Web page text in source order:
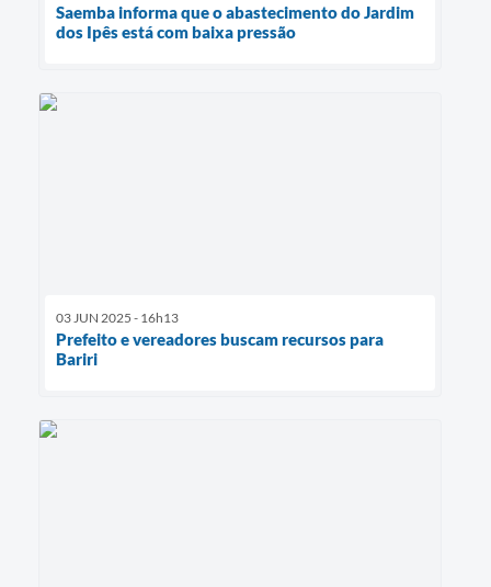
Saemba informa que o abastecimento do Jardim
dos Ipês está com baixa pressão
03 JUN 2025 - 16h13
Prefeito e vereadores buscam recursos para
Bariri